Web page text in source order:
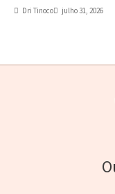
Dri Tinoco julho 31, 2026